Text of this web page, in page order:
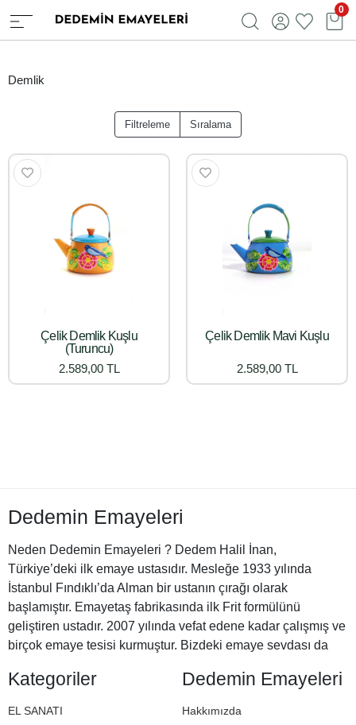
0
Demlik
Filtreleme Sıralama
Çelik Demlik Kuşlu
(Turuncu)
2.589,00 TL
Çelik Demlik Mavi Kuşlu
2.589,00 TL
Dedemin Emayeleri
Neden Dedemin Emayeleri ? Dedem Halil İnan,
Türkiye’deki ilk emaye ustasıdır. Mesleğe 1933 yılında
İstanbul Fındıklı’da Alman bir ustanın çırağı olarak
başlamıştır. Emayetaş fabrikasında ilk Frit formülünü
geliştiren ustadır. 2007 yılında vefat edene kadar çalışmış ve
birçok emaye tesisi kurmuştur. Bizdeki emaye sevdası da
Emayeleri
Kategoriler
EL SANATI
Dedemin Emayeleri
Hakkımızda